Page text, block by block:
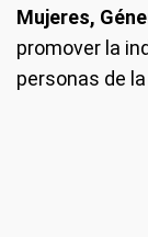
Mujeres,
promover la
personas de